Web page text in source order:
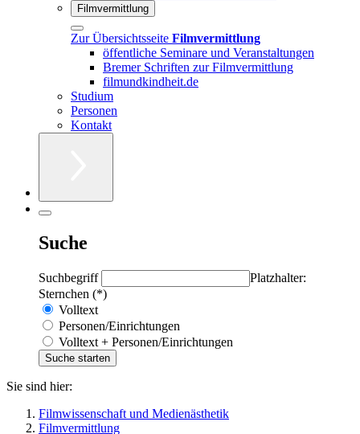
Filmvermittlung
Zur Übersichtsseite Filmvermittlung
öffentliche Seminare und Veranstaltungen
Bremer Schriften zur Filmvermittlung
filmundkindheit.de
Studium
Personen
Kontakt
Suche
Suchbegriff
Platzhalter:
Sternchen (*)
Volltext
Personen/Einrichtungen
Volltext + Personen/Einrichtungen
Sie sind hier:
Filmwissenschaft und Medienästhetik
Filmvermittlung